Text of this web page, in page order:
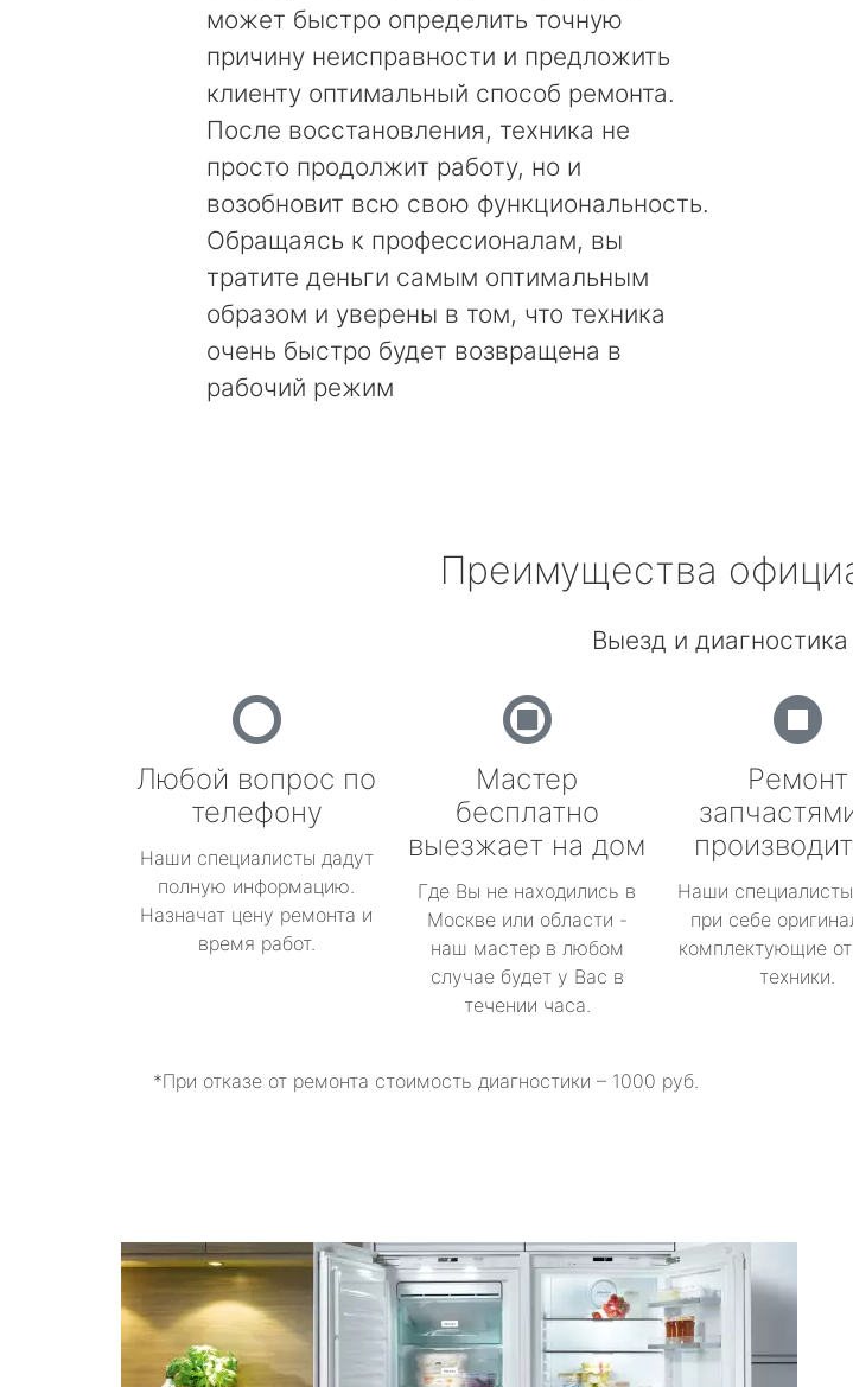
может быстро определить точную
причину неисправности и предложить
клиенту оптимальный способ ремонта.
После восстановления, техника не
просто продолжит работу, но и
возобновит всю свою функциональность.
Обращаясь к профессионалам, вы
тратите деньги самым оптимальным
образом и уверены в том, что техника
очень быстро будет возвращена в
рабочий режим
Преимущества
Выезд и
Любой вопрос по
телефону
Наши специалисты дадут
полную информацию.
Назначат цену ремонта и
время работ.
Мастер
бесплатно
выезжает на дом
Где Вы не находились в
Москве или области -
наш мастер в любом
случае будет у Вас в
течении часа.
Ремонт
Наши
при себе
комплектующие
техники.
*При отказе от ремонта стоимость диагностики – 1000 руб.